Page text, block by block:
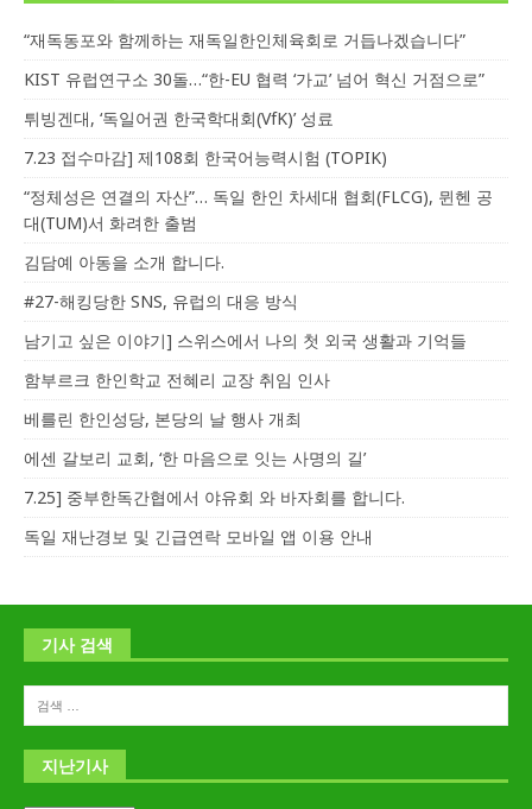
“재독동포와 함께하는 재독일한인체육회로 거듭나겠습니다”
KIST 유럽연구소 30돌…“한-EU 협력 ‘가교’ 넘어 혁신 거점으로”
튀빙겐대, ‘독일어권 한국학대회(VfK)’ 성료
7.23 접수마감] 제108회 한국어능력시험 (TOPIK)
“정체성은 연결의 자산”… 독일 한인 차세대 협회(FLCG), 뮌헨 공
대(TUM)서 화려한 출범
김담예 아동을 소개 합니다.
#27-해킹당한 SNS, 유럽의 대응 방식
남기고 싶은 이야기] 스위스에서 나의 첫 외국 생활과 기억들
함부르크 한인학교 전혜리 교장 취임 인사
베를린 한인성당, 본당의 날 행사 개최
에센 갈보리 교회, ‘한 마음으로 잇는 사명의 길’
7.25] 중부한독간협에서 야유회 와 바자회를 합니다.
독일 재난경보 및 긴급연락 모바일 앱 이용 안내
기사 검색
지난기사